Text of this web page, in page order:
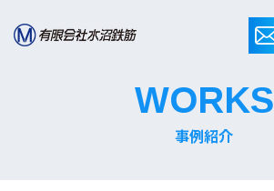
WORKS
事例紹介